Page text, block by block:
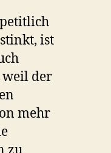
ist
weil der
mehr